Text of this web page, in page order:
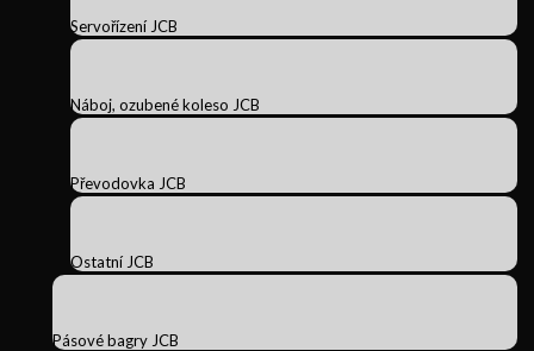
Servořízení JCB
Náboj, ozubené koleso JCB
Převodovka JCB
Ostatní JCB
Pásové bagry JCB